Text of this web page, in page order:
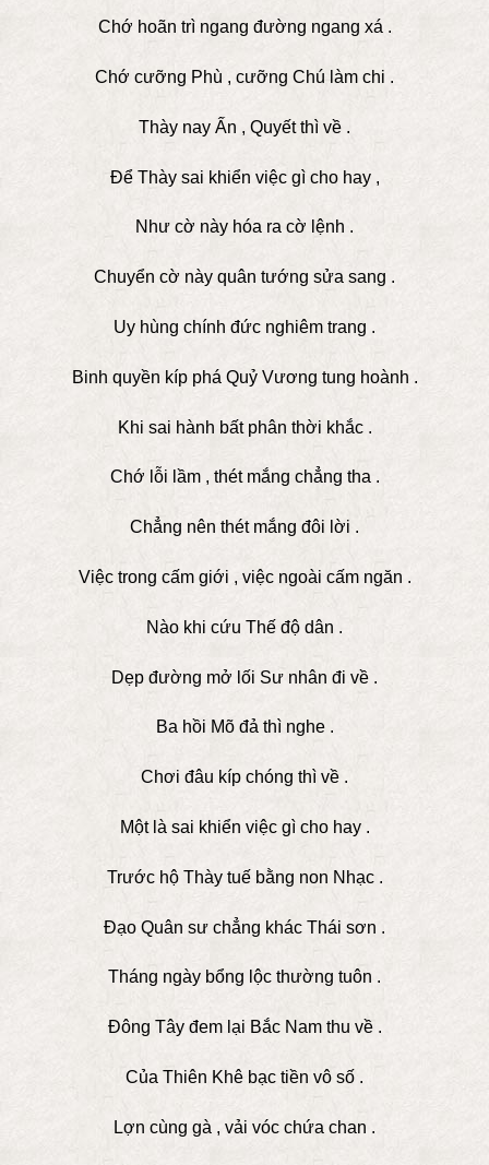
Chớ hoãn trì ngang đường ngang xá .
Chớ cưỡng Phù , cưỡng Chú làm chi .
Thày nay Ấn , Quyết thì về .
Để Thày sai khiển việc gì cho hay ,
Như cờ này hóa ra cờ lệnh .
Chuyển cờ này quân tướng sửa sang .
Uy hùng chính đức nghiêm trang .
Binh quyền kíp phá Quỷ Vương tung hoành .
Khi sai hành bất phân thời khắc .
Chớ lỗi lầm , thét mắng chẳng tha .
Chẳng nên thét mắng đôi lời .
Việc trong cấm giới , việc ngoài cấm ngăn .
Nào khi cứu Thế độ dân .
Dẹp đường mở lối Sư nhân đi về .
Ba hồi Mõ đả thì nghe .
Chơi đâu kíp chóng thì về .
Một là sai khiển việc gì cho hay .
Trước hộ Thày tuế bằng non Nhạc .
Đạo Quân sư chẳng khác Thái sơn .
Tháng ngày bổng lộc thường tuôn .
Đông Tây đem lại Bắc Nam thu về .
Của Thiên Khê bạc tiền vô số .
Lợn cùng gà , vải vóc chứa chan .